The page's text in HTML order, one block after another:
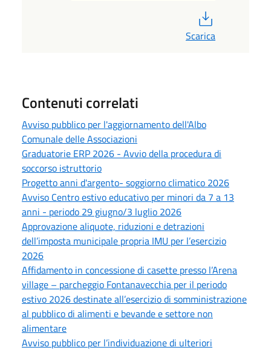
Scarica
Contenuti correlati
Avviso pubblico per l'aggiornamento dell'Albo
Comunale delle Associazioni
Graduatorie ERP 2026 - Avvio della procedura di
soccorso istruttorio
Progetto anni d'argento- soggiorno climatico 2026
Avviso Centro estivo educativo per minori da 7 a 13
anni - periodo 29 giugno/3 luglio 2026
Approvazione aliquote, riduzioni e detrazioni
dell’imposta municipale propria IMU per l’esercizio
2026
Affidamento in concessione di casette presso l’Arena
village – parcheggio Fontanavecchia per il periodo
estivo 2026 destinate all’esercizio di somministrazione
al pubblico di alimenti e bevande e settore non
alimentare
Avviso pubblico per l’individuazione di ulteriori